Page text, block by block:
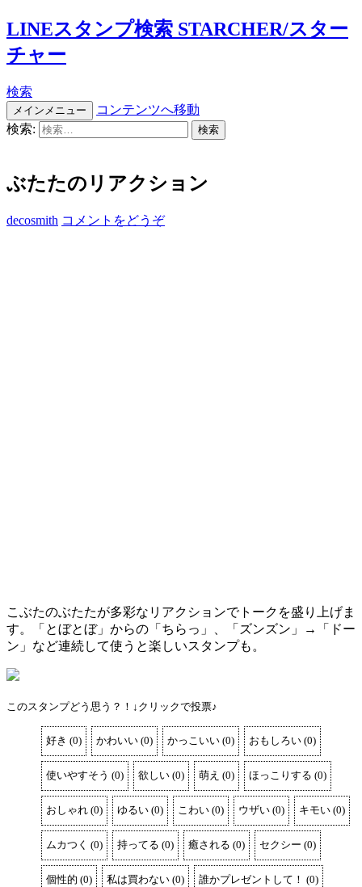
LINEスタンプ検索 STARCHER/スター
チャー
検索
メインメニュー
コンテンツへ移動
検索:
ぶたたのリアクション
decosmith コメントをどうぞ
こぶたのぶたたが多彩なリアクションでトークを盛り上げま
す。「とぼとぼ」からの「ちらっ」、「ズンズン」→「ドー
ン」など連続して使うと楽しいスタンプも。
このスタンプどう思う？！↓クリックで投票♪
好き (0) かわいい (0) かっこいい (0) おもしろい (0)
使いやすそう (0) 欲しい (0) 萌え (0) ほっこりする (0)
おしゃれ (0) ゆるい (0) こわい (0) ウザい (0) キモい (0)
ムカつく (0) 持ってる (0) 癒される (0) セクシー (0)
個性的 (0) 私は買わない (0) 誰かプレゼントして！ (0)